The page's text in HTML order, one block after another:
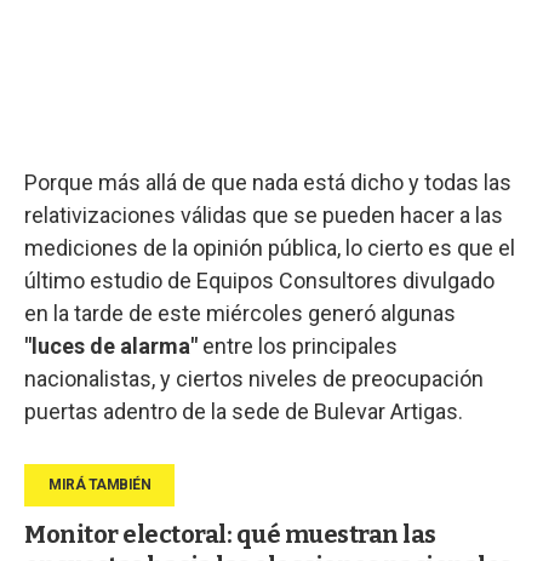
Porque más allá de que nada está dicho y todas las
relativizaciones válidas que se pueden hacer a las
mediciones de la opinión pública, lo cierto es que el
último estudio de Equipos Consultores divulgado
en la tarde de este miércoles generó algunas
"luces de alarma" entre los principales
nacionalistas, y ciertos niveles de preocupación
puertas adentro de la sede de Bulevar Artigas.
Monitor electoral: qué muestran las